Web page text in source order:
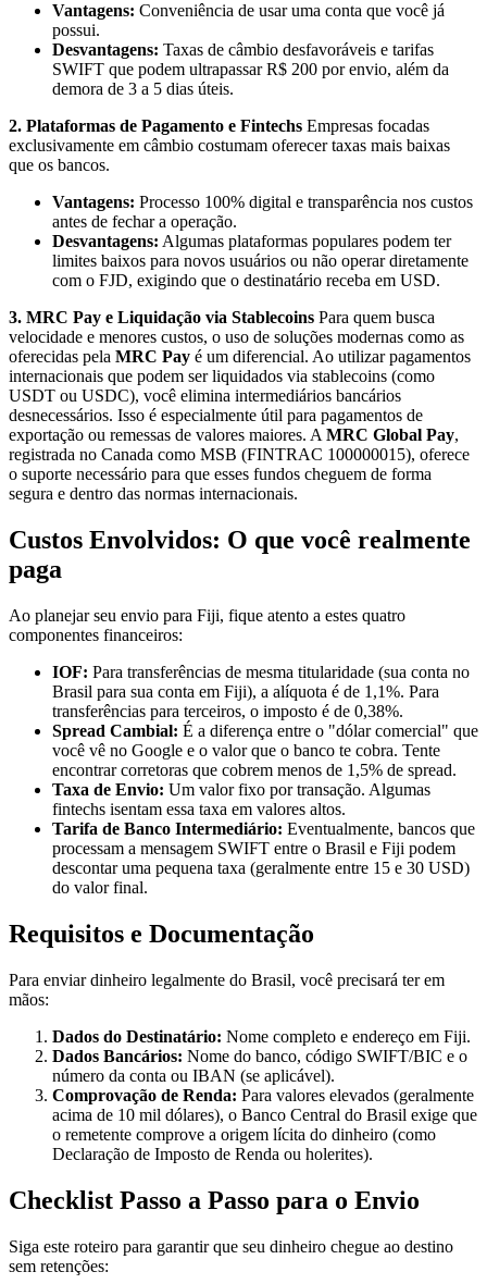
Vantagens: Conveniência de usar uma conta que você já
possui.
Desvantagens: Taxas de câmbio desfavoráveis e tarifas
SWIFT que podem ultrapassar R$ 200 por envio, além da
demora de 3 a 5 dias úteis.
2. Plataformas de Pagamento e Fintechs Empresas focadas
exclusivamente em câmbio costumam oferecer taxas mais baixas
que os bancos.
Vantagens: Processo 100% digital e transparência nos custos
antes de fechar a operação.
Desvantagens: Algumas plataformas populares podem ter
limites baixos para novos usuários ou não operar diretamente
com o FJD, exigindo que o destinatário receba em USD.
3. MRC Pay e Liquidação via Stablecoins Para quem busca
velocidade e menores custos, o uso de soluções modernas como as
oferecidas pela MRC Pay é um diferencial. Ao utilizar pagamentos
internacionais que podem ser liquidados via stablecoins (como
USDT ou USDC), você elimina intermediários bancários
desnecessários. Isso é especialmente útil para pagamentos de
exportação ou remessas de valores maiores. AMRC Global Pay,
registrada no Canada como MSB (FINTRAC 100000015), oferece
o suporte necessário para que esses fundos cheguem de forma
segura e dentro das normas internacionais.
Custos Envolvidos: O que você realmente
paga
Ao planejar seu envio para Fiji, fique atento a estes quatro
componentes financeiros:
IOF: Para transferências de mesma titularidade (sua conta no
Brasil para sua conta em Fiji), a alíquota é de 1,1%. Para
transferências para terceiros, o imposto é de 0,38%.
Spread Cambial: É a diferença entre o "dólar comercial" que
você vê no Google e o valor que o banco te cobra. Tente
encontrar corretoras que cobrem menos de 1,5% de spread.
Taxa de Envio: Um valor fixo por transação. Algumas
fintechs isentam essa taxa em valores altos.
Tarifa de Banco Intermediário: Eventualmente, bancos que
processam a mensagem SWIFT entre o Brasil e Fiji podem
descontar uma pequena taxa (geralmente entre 15 e 30 USD)
do valor final.
Requisitos e Documentação
Para enviar dinheiro legalmente do Brasil, você precisará ter em
mãos:
Dados do Destinatário: Nome completo e endereço em Fiji.
Dados Bancários: Nome do banco, código SWIFT/BIC e o
número da conta ou IBAN (se aplicável).
Comprovação de Renda: Para valores elevados (geralmente
acima de 10 mil dólares), o Banco Central do Brasil exige que
o remetente comprove a origem lícita do dinheiro (como
Declaração de Imposto de Renda ou holerites).
Checklist Passo a Passo para o Envio
Siga este roteiro para garantir que seu dinheiro chegue ao destino
sem retenções: